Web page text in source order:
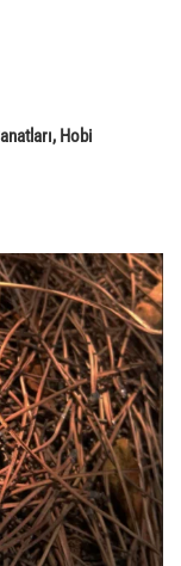
, Hobi